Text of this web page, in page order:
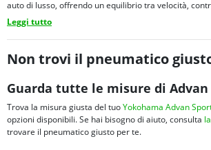
auto di lusso, offrendo un equilibrio tra velocità,
design avanzato e i materiali superiori garantiscono
durature.
Leggi tutto
Non trovi il pneumatico
Guarda tutte le misure di Advan
Trova la misura giusta del tuoYokohama Advan
opzioni disponibili. Se hai bisogno di aiuto, consulta
trovare il pneumatico giusto per te.